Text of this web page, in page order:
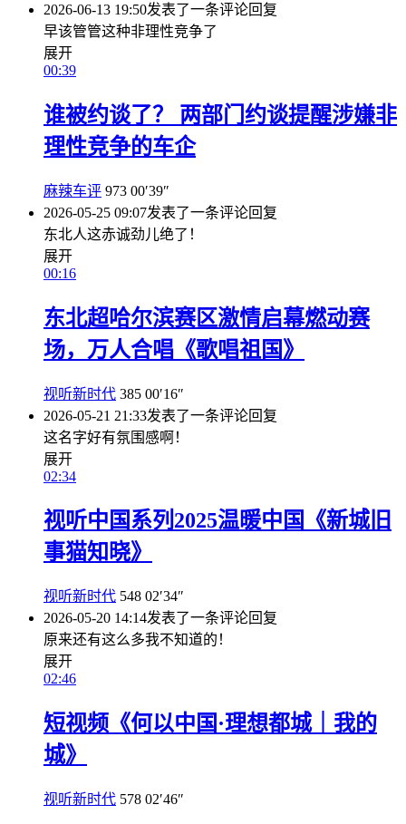
2026-06-13 19:50发表了一条评论回复
早该管管这种非理性竞争了
展开
00:39
谁被约谈了？ 两部门约谈提醒涉嫌非
理性竞争的车企
麻辣车评 973 00′39″
2026-05-25 09:07发表了一条评论回复
东北人这赤诚劲儿绝了！
展开
00:16
东北超哈尔滨赛区激情启幕燃动赛
场，万人合唱《歌唱祖国》
视听新时代 385 00′16″
2026-05-21 21:33发表了一条评论回复
这名字好有氛围感啊！
展开
02:34
视听中国系列2025温暖中国《新城旧
事猫知晓》
视听新时代 548 02′34″
2026-05-20 14:14发表了一条评论回复
原来还有这么多我不知道的！
展开
02:46
短视频《何以中国·理想都城｜我的
城》
视听新时代 578 02′46″